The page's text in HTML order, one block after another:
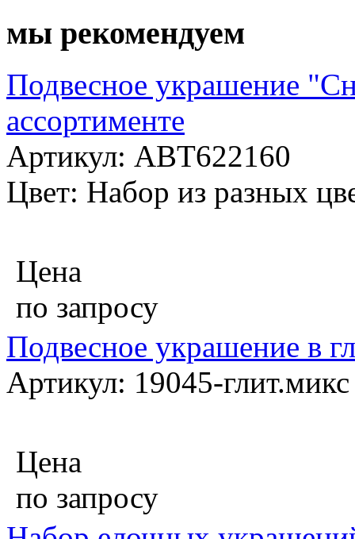
мы рекомендуем
Подвесное украшение
ассортименте
Артикул: ABT622160
Цвет: Набор из разных
Цена
по запросу
Подвесное украшение в
Артикул: 19045-глит.микс
Цена
по запросу